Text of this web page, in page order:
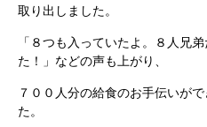
取り出しました。
「８つも入っていたよ。８人兄
た！」などの声も上がり、
７００人分の給食のお手伝いが
た。